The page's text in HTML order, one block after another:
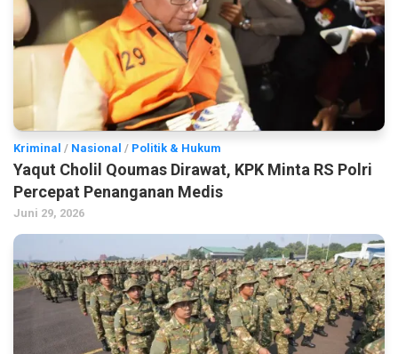
Kriminal / Nasional / Politik & Hukum
Yaqut Cholil Qoumas Dirawat, KPK Minta RS Polri
Percepat Penanganan Medis
Juni 29, 2026